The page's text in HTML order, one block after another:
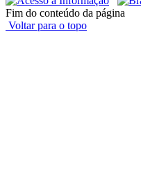
Fim do conteúdo da página
Voltar para o topo